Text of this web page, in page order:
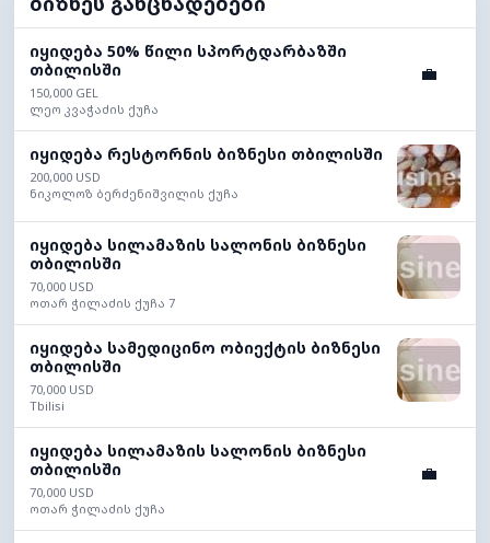
იყიდება 50% წილი სპორტდარბაზში
თბილისში
150,000 GEL
ლეო კვაჭაძის ქუჩა
💼
იყიდება რესტორნის ბიზნესი თბილისში
200,000 USD
ნიკოლოზ ბერძენიშვილის ქუჩა
იყიდება სილამაზის სალონის ბიზნესი
თბილისში
70,000 USD
ოთარ ჭილაძის ქუჩა 7
იყიდება სამედიცინო ობიექტის ბიზნესი
თბილისში
70,000 USD
Tbilisi
იყიდება სილამაზის სალონის ბიზნესი
თბილისში
70,000 USD
ოთარ ჭილაძის ქუჩა
💼